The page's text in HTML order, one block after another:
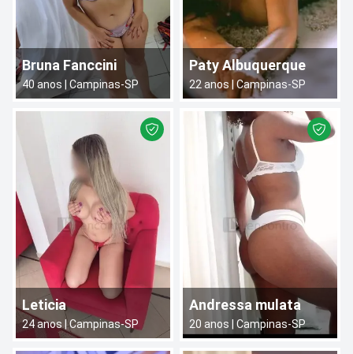
Bruna Fanccini
40anos | Campinas-SP
Paty Albuquerque
22 anos | Campinas-SP
Leticia
24anos | Campinas-SP
Andressa mulata
20 anos | Campinas-SP